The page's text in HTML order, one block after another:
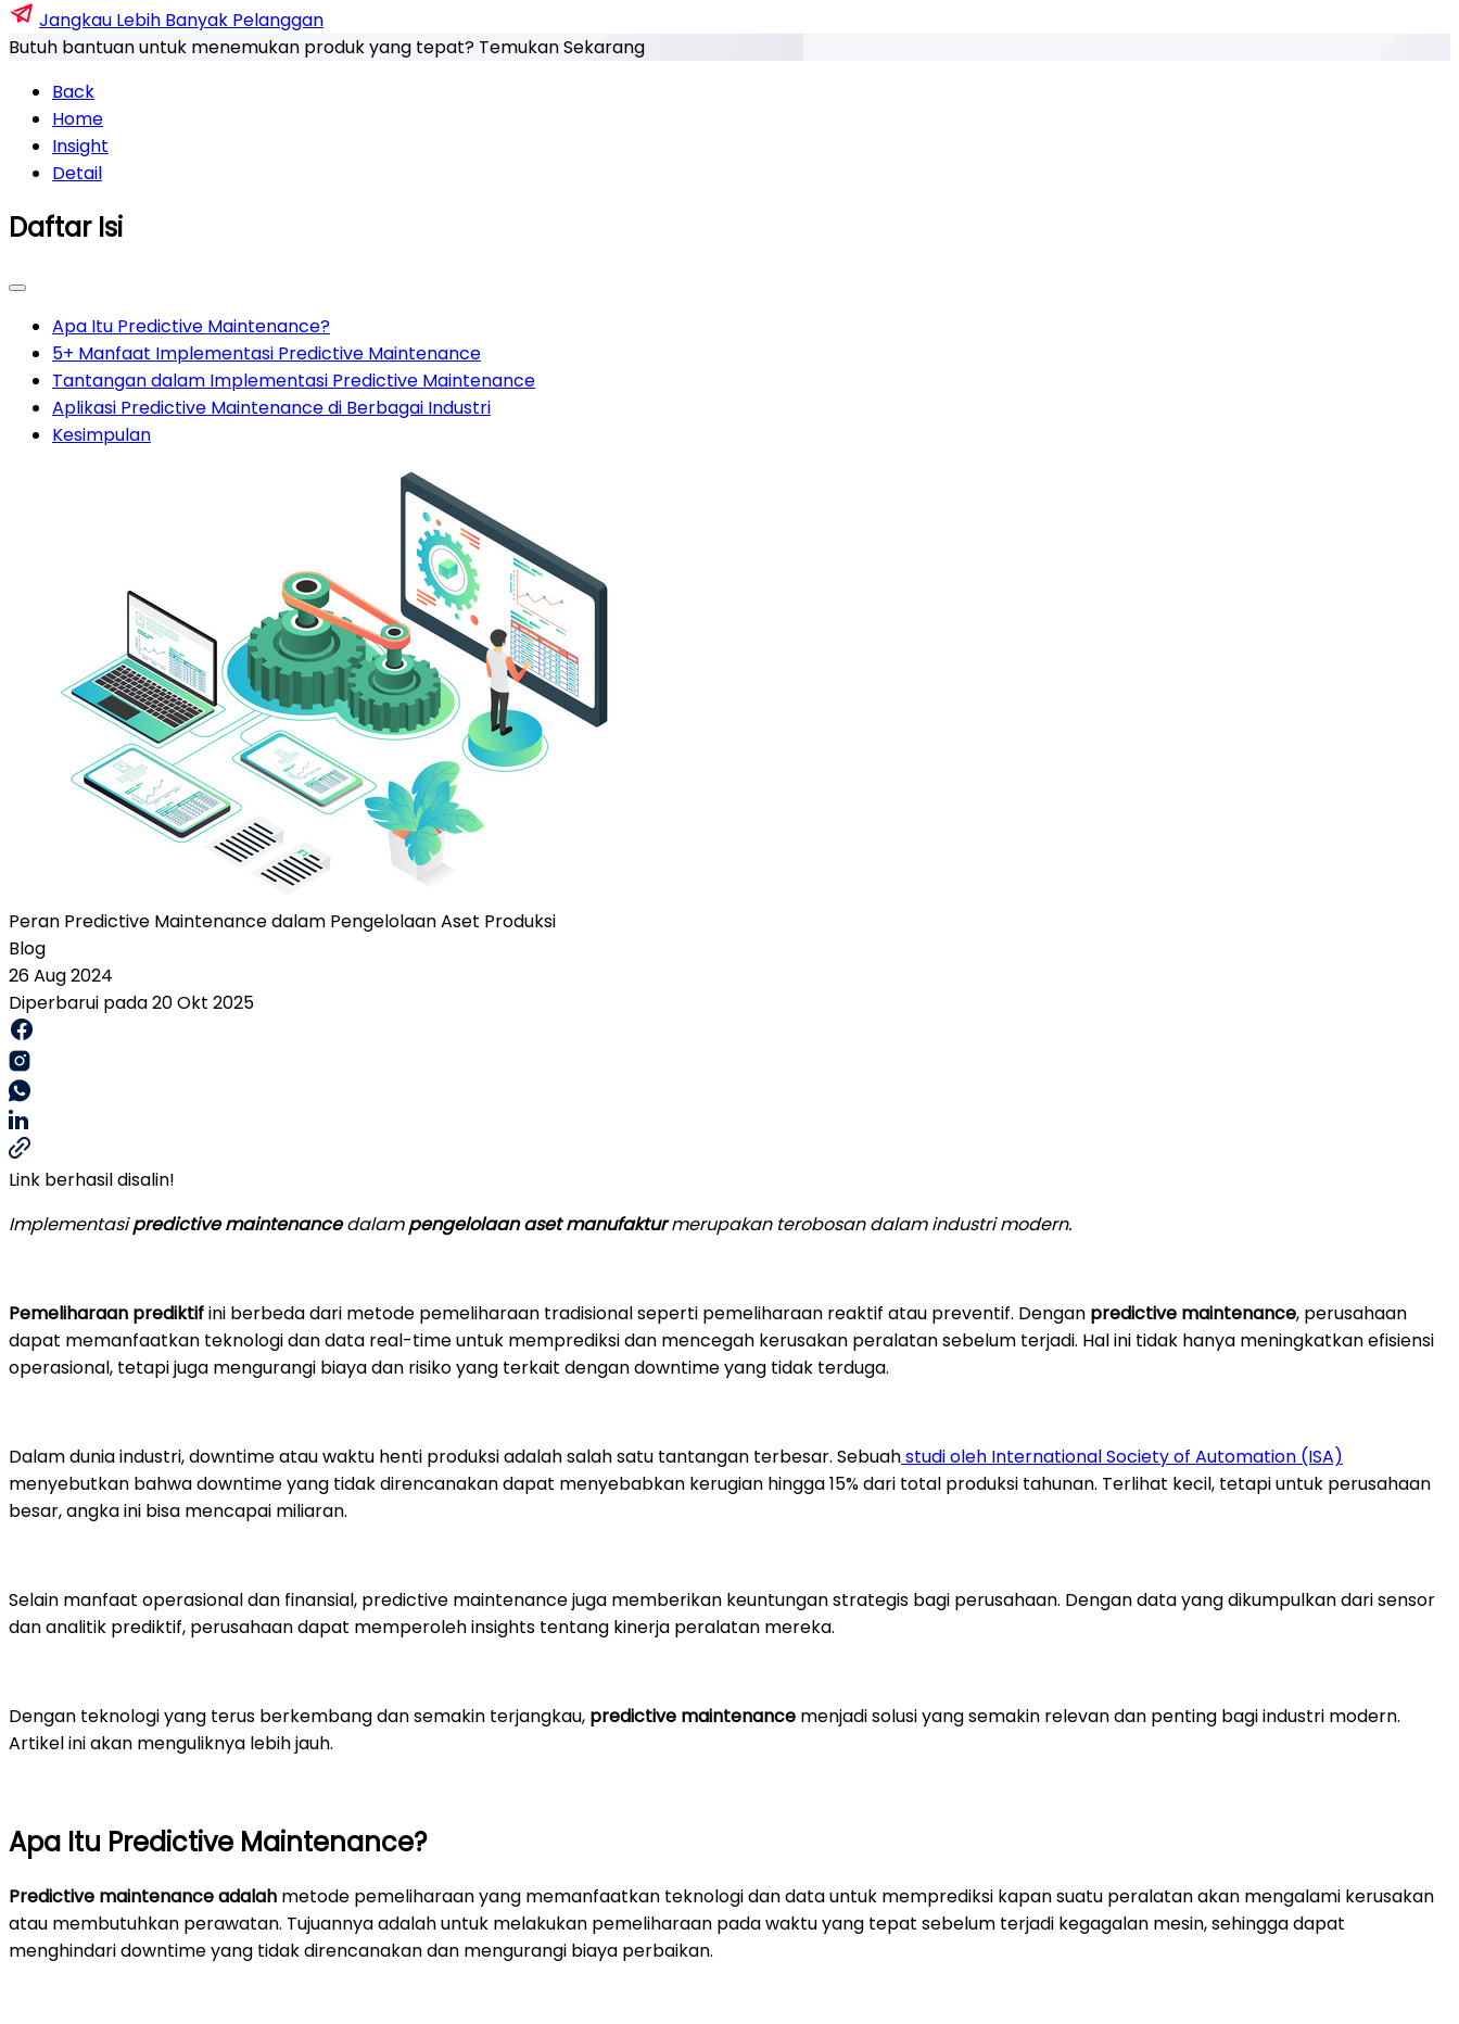
Jangkau Lebih Banyak Pelanggan
Butuh bantuan untuk menemukan produk yang tepat? Temukan Sekarang
Back
Home
Insight
Detail
Daftar Isi
Apa Itu Predictive Maintenance?
5+ Manfaat Implementasi Predictive Maintenance
Tantangan dalam Implementasi Predictive Maintenance
Aplikasi Predictive Maintenance di Berbagai Industri
Kesimpulan
Peran Predictive Maintenance dalam Pengelolaan Aset Produksi
Blog
26 Aug 2024
Diperbarui pada 20 Okt 2025
Link berhasil disalin!
Implementasipredictive maintenancedalampengelolaan aset manufakturmerupakan terobosan dalam industri modern.
Pemeliharaan prediktifini berbeda dari metode pemeliharaan tradisional seperti pemeliharaan reaktif atau preventif. Dengan predictive maintenance, perusahaan
dapat memanfaatkan teknologi dan data real-time untuk memprediksi dan mencegah kerusakan peralatan sebelum terjadi. Hal ini tidak hanya meningkatkan efisiensi
operasional, tetapi juga mengurangi biaya dan risiko yang terkait dengan downtime yang tidak terduga.
Dalam dunia industri, downtime atau waktu henti produksi adalah salah satu tantangan terbesar. Sebuahstudi oleh International Society of Automation (ISA)
menyebutkan bahwa downtime yang tidak direncanakan dapat menyebabkan kerugian hingga 15% dari total produksi tahunan. Terlihat kecil, tetapi untuk perusahaan
besar, angka ini bisa mencapai miliaran.
Selain manfaat operasional dan finansial, predictive maintenance juga memberikan keuntungan strategis bagi perusahaan. Dengan data yang dikumpulkan dari sensor
dan analitik prediktif, perusahaan dapat memperoleh insights tentang kinerja peralatan mereka.
Dengan teknologi yang terus berkembang dan semakin terjangkau, predictive maintenance menjadi solusi yang semakin relevan dan penting bagi industri modern.
Artikel ini akan menguliknya lebih jauh.
Apa Itu Predictive Maintenance?
Predictive maintenance adalah metode pemeliharaan yang memanfaatkan teknologi dan data untuk memprediksi kapan suatu peralatan akan mengalami kerusakan
atau membutuhkan perawatan. Tujuannya adalah untuk melakukan pemeliharaan pada waktu yang tepat sebelum terjadi kegagalan mesin, sehingga dapat
menghindari downtime yang tidak direncanakan dan mengurangi biaya perbaikan.